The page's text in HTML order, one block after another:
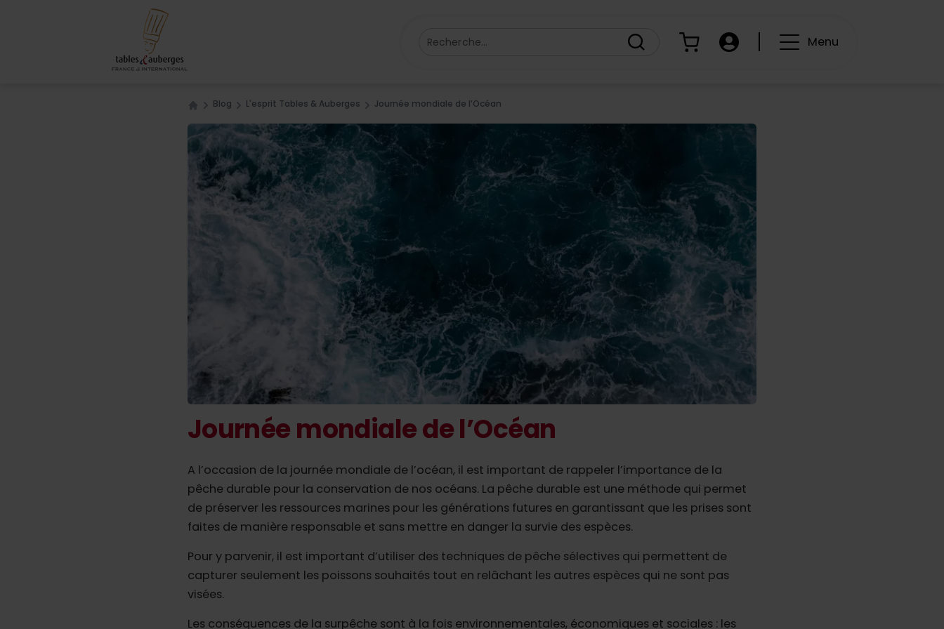
Recherche... Panier Compte Menu
Home
Blog L'esprit Tables & Auberges Journée mondiale de l’Océan
Journée mondiale de l’Océan
A l’occasion de la journée mondiale de l’océan, il est important de rappeler l’importance de la
pêche durable pour la conservation de nos océans. La pêche durable est une méthode qui permet
de préserver les ressources marines pour les générations futures en garantissant que les prises sont
faites de manière responsable et sans mettre en danger la survie des espèces.
Pour y parvenir, il est important d’utiliser des techniques de pêche sélectives qui permettent de
capturer seulement les poissons souhaités tout en relâchant les autres espèces qui ne sont pas
visées.
Les conséquences de la surpêche sont à la fois environnementales, économiques et sociales : les